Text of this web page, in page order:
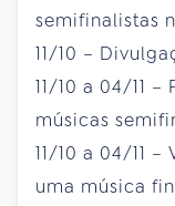
semifinalistas
11/10 –
11/10 a 04/11
músicas
11/10 a 04/11
uma música